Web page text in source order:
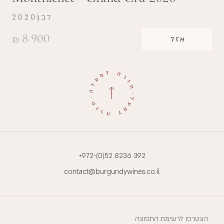
₪ 8 900 אזל
2020 לבן
+972-(0)52 8236 392
contact@burgundywines.co.il
הצטרפו לרשימת התפוצה